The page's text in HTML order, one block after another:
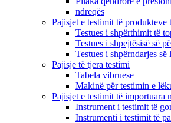
ndreqës
Pajisjet e testimit të produkteve
Testues i shpërthimit të
Testues i shpejtësisë së
Testues i shpërndarjes
Pajisje të tjera testimi
Tabela vibruese
Makinë për testimin e
Pajisjet e testimit të importuara
Instrument i testimit të
Instrumenti i testimit të